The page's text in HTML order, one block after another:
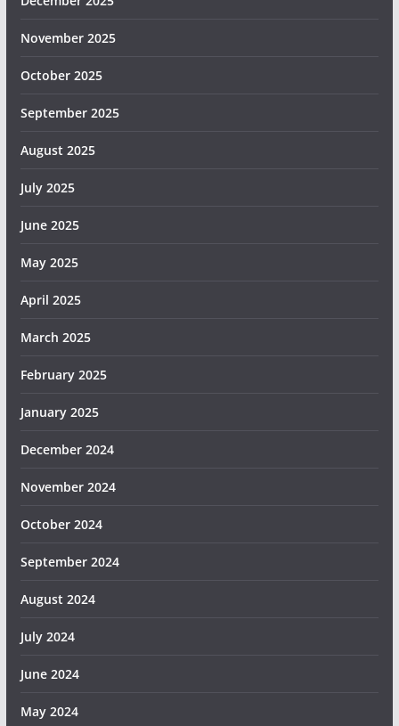
November 2025
October 2025
September 2025
August 2025
July 2025
June 2025
May 2025
April 2025
March 2025
February 2025
January 2025
December 2024
November 2024
October 2024
September 2024
August 2024
July 2024
June 2024
May 2024